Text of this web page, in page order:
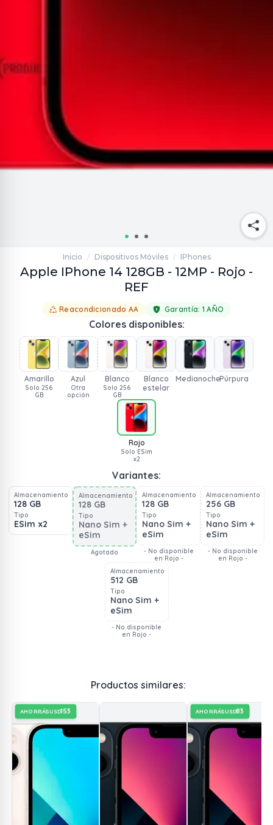
Inicio / Dispositivos Móviles / IPhones
Apple IPhone 14 128GB - 12MP - Rojo -
REF
Reacondicionado AA Garantía: 1 AÑO
Colores disponibles:
Amarillo
Solo 256
GB
Azul
Otra
opción
Blanco
Solo 256
GB
Blanco
estelar
MedianochePúrpura
Rojo
Solo ESim
x2
Variantes:
Almacenamiento
128 GB
Tipo
ESim x2
Almacenamiento
128 GB
Tipo
Nano Sim +
eSim
Agotado
Almacenamiento
128 GB
Tipo
Nano Sim +
eSim
- No disponible
en Rojo -
Almacenamiento
256 GB
Tipo
Nano Sim +
eSim
- No disponible
en Rojo -
Almacenamiento
512 GB
Tipo
Nano Sim +
eSim
- No disponible
en Rojo -
Productos similares:
AHORRÁSUSD153 AHORRÁSUSD83